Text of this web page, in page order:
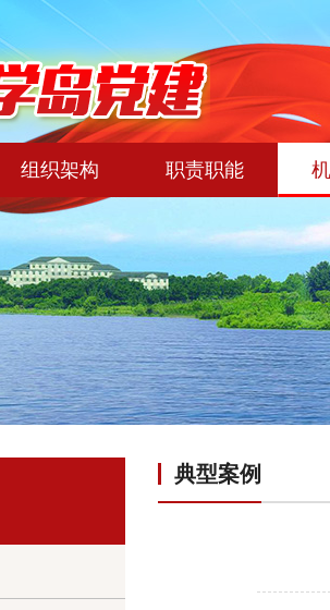
组织架构 职责职能
典型案例